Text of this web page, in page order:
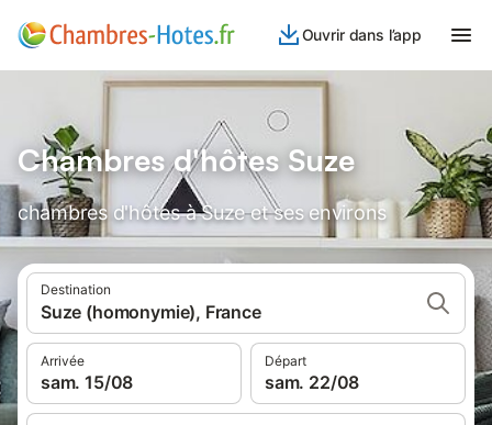
Ouvrir dans l’app
Chambres d'hôtes Suze
chambres d'hôtes à Suze et ses environs
Destination
Suze (homonymie), France
Arrivée
sam. 15/08
Départ
sam. 22/08